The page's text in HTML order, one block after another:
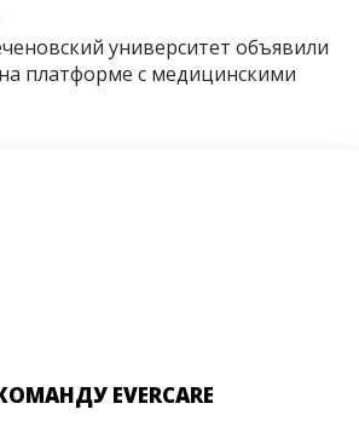
университет объявили
платформе с медицинскими
EVERCARE